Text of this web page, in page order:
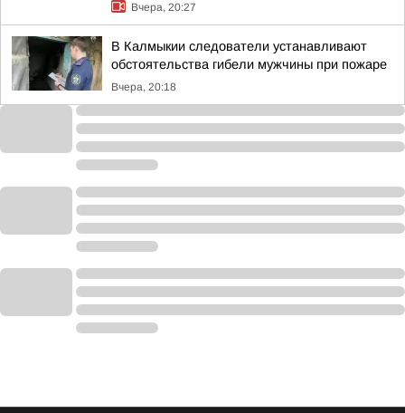
Вчера, 20:27
В Калмыкии следователи устанавливают
обстоятельства гибели мужчины при пожаре
Вчера, 20:18